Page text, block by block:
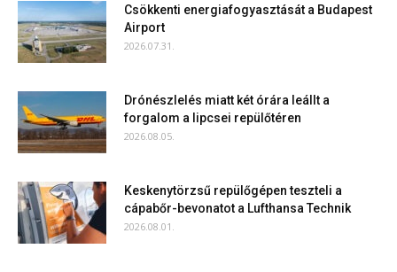
Csökkenti energiafogyasztását a Budapest
Airport
2026.07.31.
Drónészlelés miatt két órára leállt a
forgalom a lipcsei repülőtéren
2026.08.05.
Keskenytörzsű repülőgépen teszteli a
cápabőr-bevonatot a Lufthansa Technik
2026.08.01.